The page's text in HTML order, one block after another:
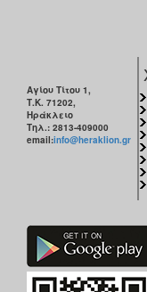
Αγίου Τίτου 1,
Τ.Κ. 71202,
Ηράκλειο
Τηλ.: 2813-409000
email:info@heraklion.gr